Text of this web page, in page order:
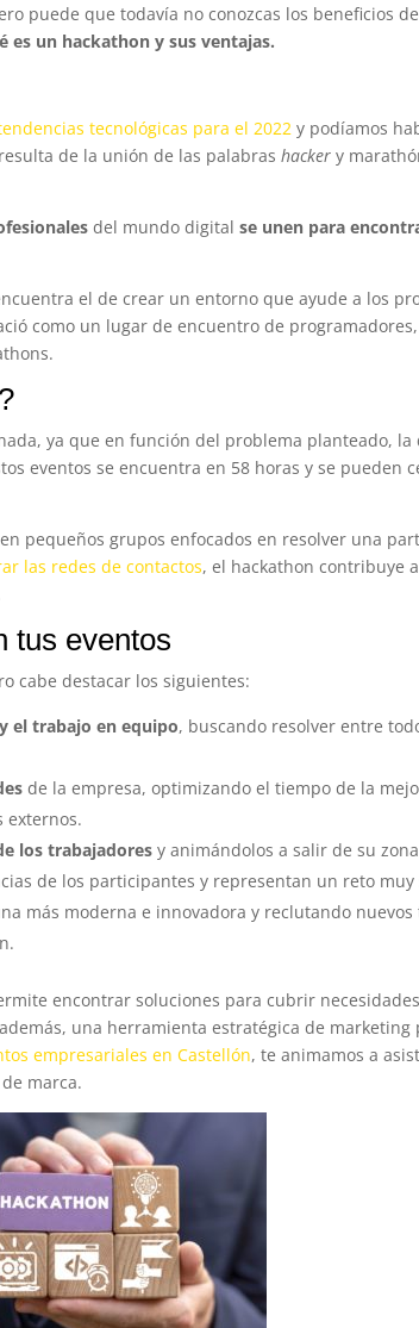
puede que todavía no conozcas los beneficios
es un hackathon y sus ventajas.
tecnológicas para el 2022 y podíamos
de la unión de las palabrashackery
del mundo digitalse unen para
el de crear un entorno que ayude a los
como un lugar de encuentro de
ya que en función del problema planteado, la
eventos se encuentra en 58 horas y se pueden
pequeños grupos enfocados en resolver una
las redes de contactos, el hackathon contribuye
tus eventos
cabe destacar los siguientes:
el trabajo en equipo, buscando resolver entre
de la empresa, optimizando el tiempo de la
externos.
los trabajadores y animándolos a salir de su
de los participantes y representan un reto
más moderna e innovadora y reclutando nuevos
encontrar soluciones para cubrir
una herramienta estratégica de marketing
empresariales en Castellón, te animamos a
marca.